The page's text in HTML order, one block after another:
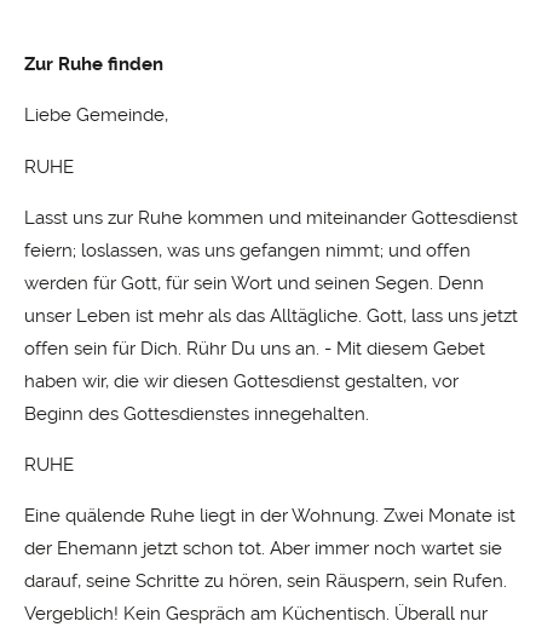
Zur Ruhe finden
Liebe Gemeinde,
RUHE
Lasst uns zur Ruhe kommen und miteinander Gottesdienst
feiern; loslassen, was uns gefangen nimmt; und offen
werden für Gott, für sein Wort und seinen Segen. Denn
unser Leben ist mehr als das Alltägliche. Gott, lass uns jetzt
offen sein für Dich. Rühr Du uns an. - Mit diesem Gebet
haben wir, die wir diesen Gottesdienst gestalten, vor
Beginn des Gottesdienstes innegehalten.
RUHE
Eine quälende Ruhe liegt in der Wohnung. Zwei Monate ist
der Ehemann jetzt schon tot. Aber immer noch wartet sie
darauf, seine Schritte zu hören, sein Räuspern, sein Rufen.
Vergeblich! Kein Gespräch am Küchentisch. Überall nur